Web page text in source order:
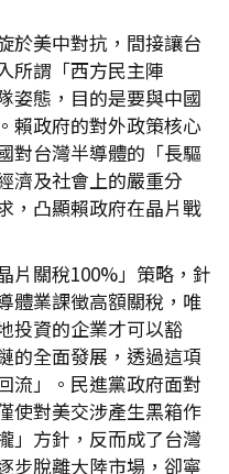
於美中對抗，間接讓台
所謂「西方民主陣
姿態，目的是要與中國
賴政府的對外政策核心
對台灣半導體的「長驅
濟及社會上的嚴重分
，凸顯賴政府在晶片戰
片關稅100%」策略，針
體業課徵高額關稅，唯
投資的企業才可以豁
的全面發展，透過這項
流」。民進黨政府面對
使對美交涉產生黑箱作
」方針，反而成了台灣
步脫離大陸市場，卻寧